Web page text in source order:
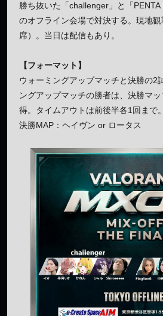
勝ち抜いた「challenger」と「
のオフライン会場で対決する。現地
席）。当日は配信もあり。
【フォーマット】
ウォーミングアップマッチと決勝の2
ングアップマッチの勝者は、決勝マ
得。タイムアウトは前後半各1回まで。
決勝MAP：ヘイヴン or ロータス